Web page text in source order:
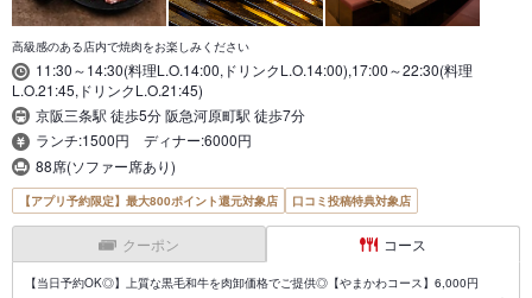
高級感のある店内で焼肉をお楽しみください
11:30～14:30(料理L.O.14:00,ドリンクL.O.14:00),17:00～22:30(料理
L.O.21:45,ドリンクL.O.21:45)
京阪三条駅 徒歩5分 阪急河原町駅 徒歩7分
ランチ:1500円 ディナー:6000円
88席(ソファー席あり)
【アプリ予約限定】最大800ポイント還元対象店 口コミ投稿特典対象店
クーポン コース
【当日予約OK◎】上質な黒毛和牛を肉卸価格でご提供◎【やまかわコース】6,000円